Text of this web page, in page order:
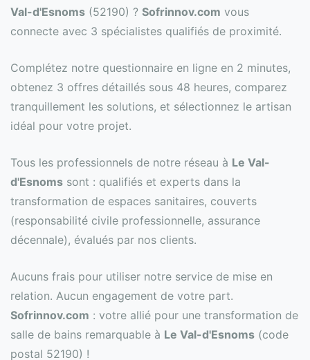
Val-d'Esnoms (52190) ? Sofrinnov.com vous
connecte avec 3 spécialistes qualifiés de proximité.
Complétez notre questionnaire en ligne en 2 minutes,
obtenez 3 offres détaillés sous 48 heures, comparez
tranquillement les solutions, et sélectionnez le artisan
idéal pour votre projet.
Tous les professionnels de notre réseau à Le Val-
d'Esnoms sont : qualifiés et experts dans la
transformation de espaces sanitaires, couverts
(responsabilité civile professionnelle, assurance
décennale), évalués par nos clients.
Aucuns frais pour utiliser notre service de mise en
relation. Aucun engagement de votre part.
Sofrinnov.com : votre allié pour une transformation de
salle de bains remarquable à Le Val-d'Esnoms (code
postal 52190) !